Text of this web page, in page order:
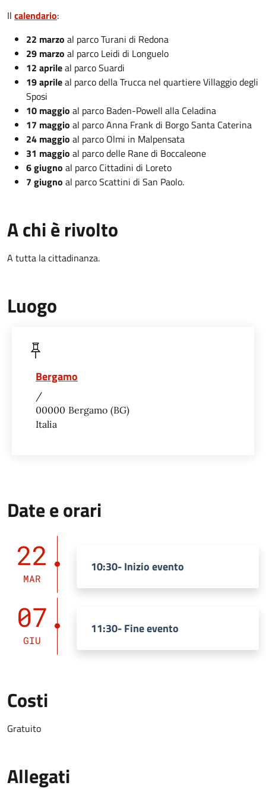
Il calendario:
22 marzo al parco Turani di Redona
29 marzo al parco Leidi di Longuelo
12 aprileal parco Suardi
19 aprileal parco della Trucca nel quartiere Villaggio degli
Sposi
10 maggio al parco Baden-Powell alla Celadina
17 maggio al parco Anna Frank di Borgo Santa Caterina
24 maggio al parco Olmi in Malpensata
31 maggio al parco delle Rane di Boccaleone
6 giugno al parco Cittadini di Loreto
7 giugno al parco Scattini di San Paolo.
A chi è rivolto
A tutta la cittadinanza.
Luogo
Bergamo
/
00000 Bergamo BG
Italia
Date e orari
22
MAR
10:30- Inizio evento
07
GIU
11:30- Fine evento
Costi
Gratuito
Allegati